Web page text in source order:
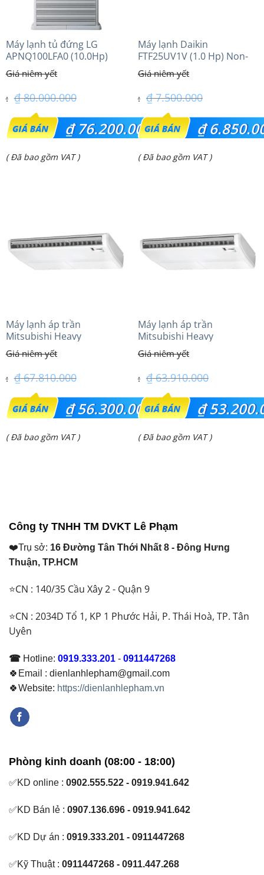
Máy lạnh tủ đứng LG
APNQ100LFA0 (10.0Hp)
₫80.000.000
Giá
gốc
là:
₫76.200.000
Giá
₫ 76.200.000.
( Đã bao gồm VAT )
Máy lạnh Daikin
FTF25UV1V (1.0 Hp) Non-
inverter Thái lan
₫7.500.000
Giá
gốc
là:
₫
Giá
₫ 6.850.000.
( Đã bao gồm VAT )
Máy lạnh áp trần
Mitsubishi Heavy
FDE125VG (5.0Hp) Cao cấp
– 3 Pha
₫67.810.000
Giá
gốc
là:
₫56.300.000
Giá
( Đã bao gồm VAT )
Máy lạnh áp trần
Mitsubishi Heavy
FDE125VG (5.0Hp) Cao cấp
– 1 Pha
₫63.910.000
Giá
gốc
là:
₫
Giá
( Đã bao gồm VAT )
Công ty TNHH TM DVKT Lê Phạm
❤️Trụ sở: 16 Đường Tân Thới Nhất 8 - Đông Hưng
Thuận, TP.HCM
⭐CN : 140/35 Cầu Xây 2 - Quận 9
⭐CN : 2034D Tổ 1, KP 1 Phước Hải, P. Thái Hoà, TP. Tân
Uyên
☎ Hotline: 0919.333.201 - 0911447268
🍀Email : dienlanhlepham@gmail.com
🍀Website: https://dienlanhlepham.vn
Phòng kinh doanh (08:00 - 18:00)
✅KD online : 0902.555.522 - 0919.941.642
✅KD Bán lẻ : 0907.136.696 - 0919.941.642
✅KD Dự án : 0919.333.201 - 0911447268
✅Kỹ Thuật : 0911447268 - 0911.447.268